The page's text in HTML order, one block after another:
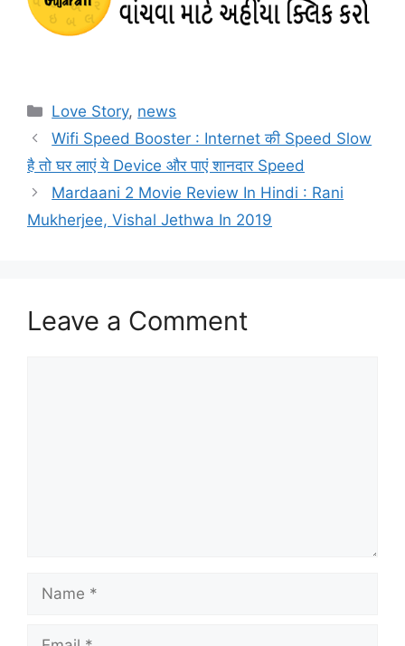
Categories
Love Story, news
Wifi Speed Booster : Internet की Speed Slow
है तो घर लाएं ये Device और पाएं शानदार Speed
Mardaani 2 Movie Review In Hindi : Rani
Mukherjee, Vishal Jethwa In 2019
Leave a Comment
Name
Email